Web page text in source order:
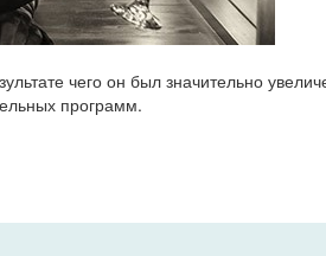
чего он был значительно
программ.